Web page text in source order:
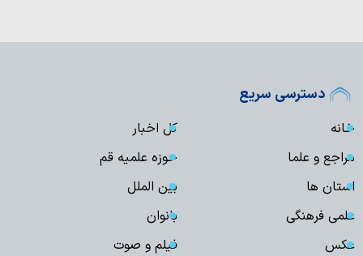
دسترسی سریع
خانه
کل اخبار
مراجع و علما
حوزه علمیه قم
استان ها
بین الملل
علمی فرهنگی
بانوان
عکس
فیلم و صوت